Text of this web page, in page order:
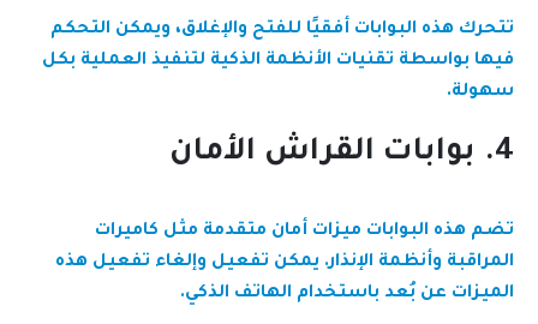
تتحرك هذه البوابات أفقيًا للفتح والإغلاق، ويمكن التحكم
فيها بواسطة تقنيات الأنظمة الذكية لتنفيذ العملية بكل
سهولة.
4. بوابات القراش الأمان
تضم هذه البوابات ميزات أمان متقدمة مثل كاميرات
المراقبة وأنظمة الإنذار. يمكن تفعيل وإلغاء تفعيل هذه
الميزات عن بُعد باستخدام الهاتف الذكي.